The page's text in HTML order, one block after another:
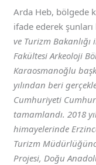
Arda Heb, bölgede
ifade ederek
ve Turizm
Fakültesi Arkeoloji
Karaosmanoğlu
yılından beri
Cumhuriyeti
tamamlandı. 2018
himayelerinde
Turizm
Projesi, Doğu